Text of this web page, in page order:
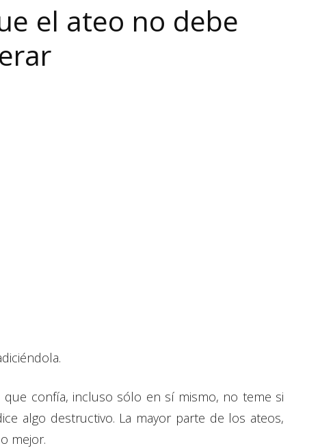
el ateo no debe
que confía, incluso sólo en sí mismo, no teme si
algo destructivo. La mayor parte de los ateos,
mejor.